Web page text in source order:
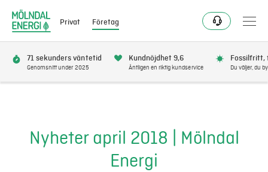
Privat Företag
Fjärrvärme & kyla
71 sekunders väntetid
Genomsnitt under 2025
Kundnöjdhet 9,6
Äntligen en riktig kundservice
Fossilfritt,
Du väljer, du
Nyheter april 2018 | Mölndal
Energi